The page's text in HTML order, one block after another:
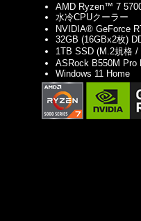
AMD Ryzen™ 7
水冷CPUクーラー
NVIDIA® GeForce
32GB (16GBx2枚)
1TB SSD (M.2規格 /
ASRock B550M Pro
Windows 11 Home